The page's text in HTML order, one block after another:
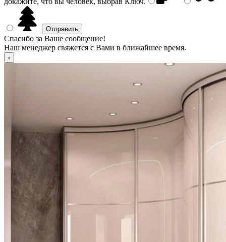
Спасибо за Ваше сообщение!
Наш менеджер свяжется с Вами в ближайшее время.